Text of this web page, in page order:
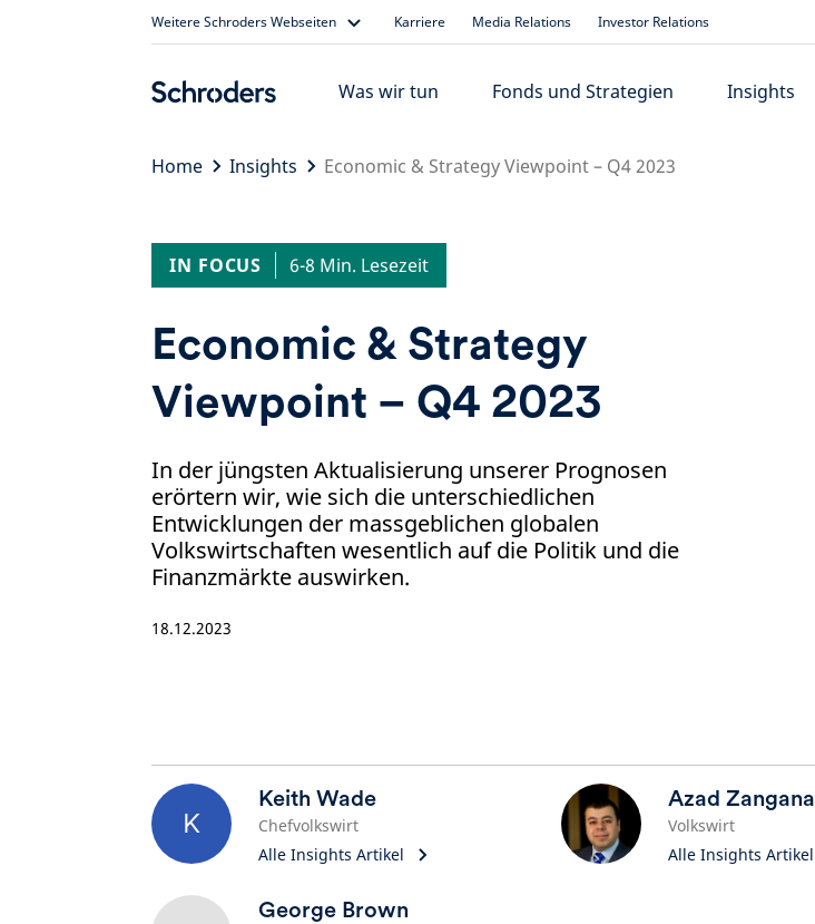
Weitere Schroders Webseiten Karriere Media Relations Investor Relations
Was wir tun Fonds und Strategien Insights
Home Insights Economic & Strategy Viewpoint – Q4 2023
IN FOCUS 6-8 Min. Lesezeit
Economic & Strategy
Viewpoint – Q4 2023
In der jüngsten Aktualisierung unserer Prognosen
erörtern wir, wie sich die unterschiedlichen
Entwicklungen der massgeblichen globalen
Volkswirtschaften wesentlich auf die Politik und die
Finanzmärkte auswirken.
18.12.2023
K
Keith Wade
Chefvolkswirt
Alle Insights Artikel
Azad Zangana
Volkswirt
Alle Insights Artikel
George Brown